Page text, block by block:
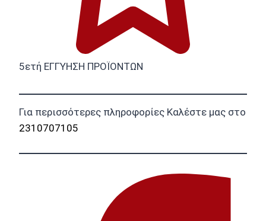
5ετή ΕΓΓΥΗΣΗ ΠΡΟΪΟΝΤΩΝ
Για περισσότερες πληροφορίες Καλέστε μας στο
2310707105